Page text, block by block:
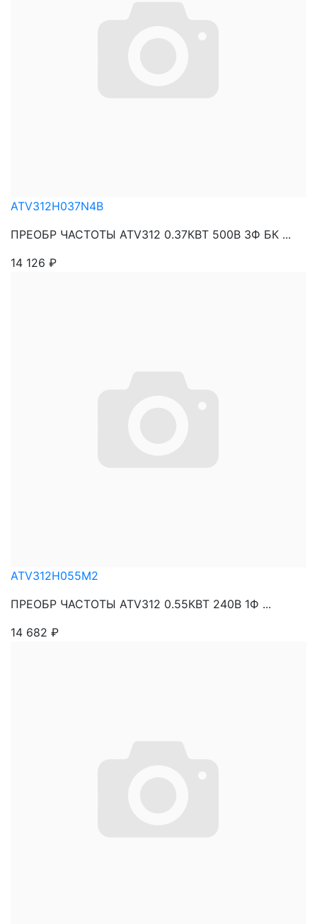
ATV312H037N4B
ПРЕОБР ЧАСТОТЫ ATV312 0.37КВТ 500В 3Ф БК ...
14 126 ₽
ATV312H055M2
ПРЕОБР ЧАСТОТЫ ATV312 0.55КВТ 240В 1Ф ...
14 682 ₽